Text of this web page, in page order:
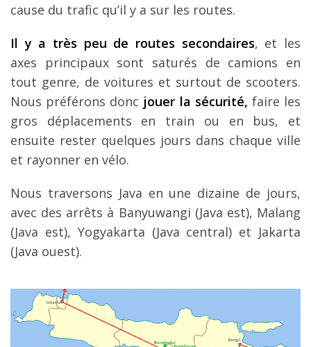
cause du trafic qu’il y a sur les routes.
Il y a très peu de routes secondaires, et les
axes principaux sont saturés de camions en
tout genre, de voitures et surtout de scooters.
Nous préférons donc jouer la sécurité, faire les
gros déplacements en train ou en bus, et
ensuite rester quelques jours dans chaque ville
et rayonner en vélo.
Nous traversons Java en une dizaine de jours,
avec des arrêts à Banyuwangi (Java est), Malang
(Java est), Yogyakarta (Java central) et Jakarta
(Java ouest).